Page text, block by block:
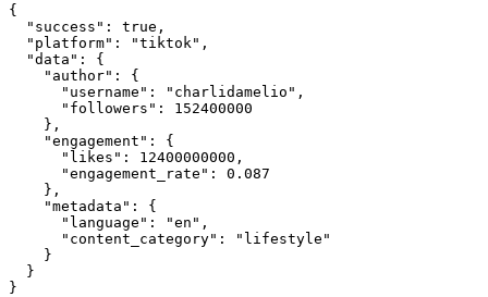
{
  "success": true,
  "platform": "tiktok",
  "data": {
    "author": {
      "username": "charlidamelio",
      "followers": 152400000
    },
    "engagement": {
      "likes": 12400000000,
      "engagement_rate": 0.087
    },
    "metadata": {
      "language": "en",
      "content_category": "lifestyle"
    }
  }
}